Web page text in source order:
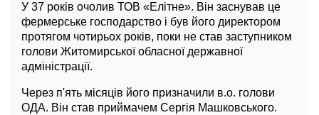
У 37 років очолив ТОВ «Елітне». Він заснував це
фермерське господарство і був його директором
протягом чотирьох років, поки не став заступником
голови Житомирської обласної державної
адміністрації.
Через п'ять місяців його призначили в.о. голови
ОДА. Він став приймачем Сергія Машковського.